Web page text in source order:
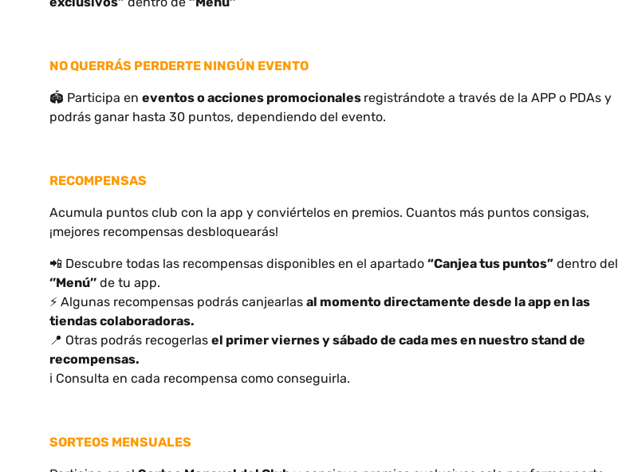
NO QUERRÁS PERDERTE NINGÚN EVENTO
🏟 Participa en eventos o acciones promocionales registrándote a través de la APP o PDAs y
podrás ganar hasta 30 puntos, dependiendo del evento.
RECOMPENSAS
Acumula puntos club con la app y conviértelos en premios. Cuantos más puntos consigas,
¡mejores recompensas desbloquearás!
📲 Descubre todas las recompensas disponibles en el apartado “Canjea tus puntos” dentro del
‘’Menú’’ de tu app.
⚡ Algunas recompensas podrás canjearlas al momento directamente desde la app en las
tiendas colaboradoras.
📍 Otras podrás recogerlas el primer viernes y sábado de cada mes en nuestro stand de
recompensas.
ℹ️ Consulta en cada recompensa como conseguirla.
SORTEOS MENSUALES